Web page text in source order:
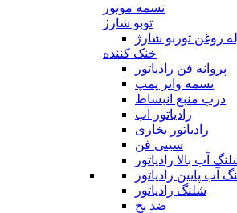
تسمه موتور
توبو شارژ
روغن توربو شارژ
خنک کننده
پروانه فن رادیاتور
تسمه واتر پمپ
درب منبع انبساط
رادیاتور آب
رادیاتور بخاری
سینی فن
آب بالا رادیاتور
آب پایین رادیاتور
شلنگ رادیاتور
ضد یخ